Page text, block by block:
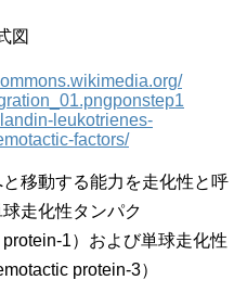
図
leukotrienes-
factors/
移動する能力を走化性と呼
走化性タンパク
1）および単球走化性
protein-3）